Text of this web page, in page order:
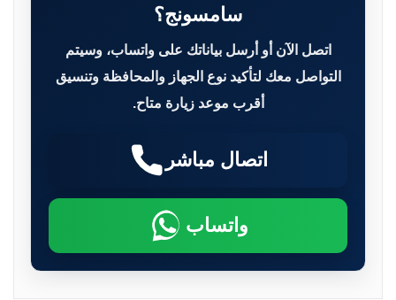
سامسونج؟
اتصل الآن أو أرسل بياناتك على واتساب، وسيتم
التواصل معك لتأكيد نوع الجهاز والمحافظة وتنسيق
أقرب موعد زيارة متاح.
اتصال مباشر
واتساب